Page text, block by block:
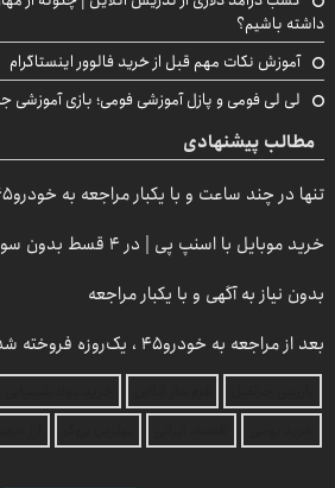
داشته باشیم؟
آموزش نکات مهم قبل از خرید فالوور اینستاگرام
لی لی فومی و پازل آموزشی فومی؛ بازی آموزشی
مطالب پیشنهادی
تنها در چند ساعت و با یکبار مراجعه به خودرو45
خرید موبایل با اسنپ پی | در ۴ قسط بدون سود و کارمزد!
بدون نیاز به آگهی و با یکبار مراجعه
بعد از مراجعه به خودرو45 ، یک‌روزه فروخته شد